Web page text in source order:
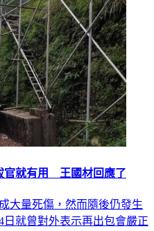
官就有用 王國材回應了
大量死傷，然而隨後仍發生
就曾對外表示再出包會嚴正